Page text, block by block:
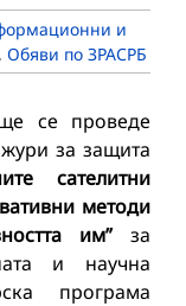
и
, Обяви по ЗРАСРБ
се проведе
за защита
сателитни
методи
им”за
и научна
програма